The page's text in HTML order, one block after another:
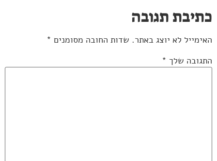
כתיבת תגובה
האימייל לא יוצג באתר. שדות החובה מסומנים *
התגובה שלך *